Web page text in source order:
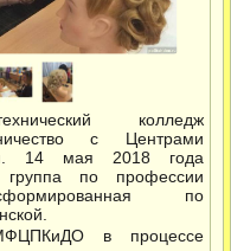
колледж
с Центрами
14 мая 2018 года
группа по профессии
по
в процессе